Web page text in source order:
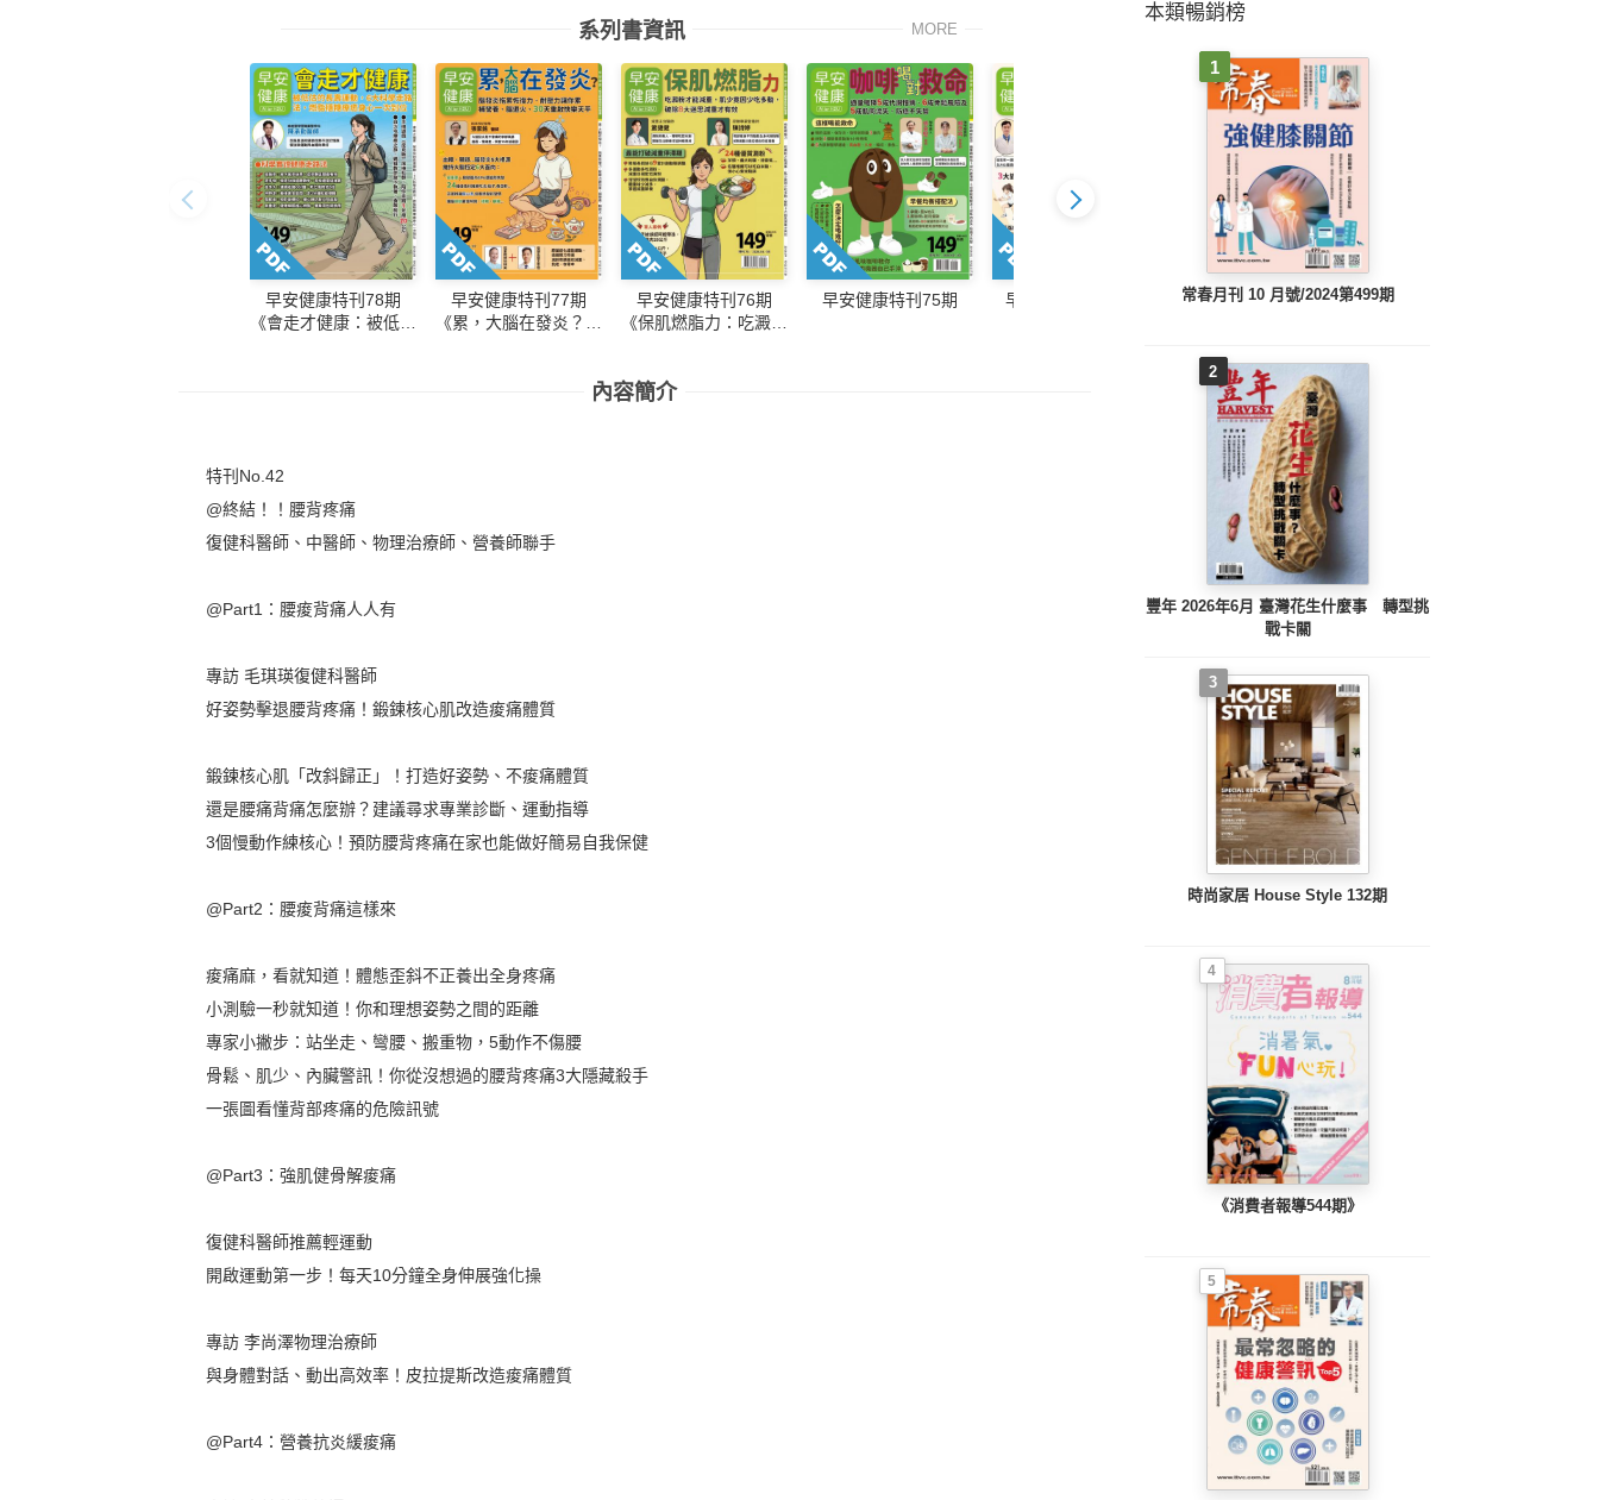
系列書資訊 MORE
早安健康特刊78期
《會走才健康：被低估
早安健康特刊77期
《累，大腦在發炎？：
養、腦退火、30天重
早安健康特刊76期
《保肌燃脂力：吃澱粉
減重才有效》
早安健康特刊75期 早安健康 特刊74期 早安健康 特刊73期 早安健康 特刊72期
內容簡介
特刊No.42
@終結！！腰背疼痛
復健科醫師、中醫師、物理治療師、營養師聯手
@Part1：腰痠背痛人人有
專訪 毛琪瑛復健科醫師
好姿勢擊退腰背疼痛！鍛鍊核心肌改造痠痛體質
鍛鍊核心肌「改斜歸正」！打造好姿勢、不痠痛體質
還是腰痛背痛怎麼辦？建議尋求專業診斷、運動指導
3個慢動作練核心！預防腰背疼痛在家也能做好簡易自我保健
@Part2：腰痠背痛這樣來
痠痛麻，看就知道！體態歪斜不正養出全身疼痛
小測驗一秒就知道！你和理想姿勢之間的距離
專家小撇步：站坐走、彎腰、搬重物，5動作不傷腰
骨鬆、肌少、內臟警訊！你從沒想過的腰背疼痛3大隱藏殺手
一張圖看懂背部疼痛的危險訊號
@Part3：強肌健骨解痠痛
復健科醫師推薦輕運動
開啟運動第一步！每天10分鐘全身伸展強化操
專訪 李尚澤物理治療師
與身體對話、動出高效率！皮拉提斯改造痠痛體質
@Part4：營養抗炎緩痠痛
本類暢銷榜
1
常春月刊 10 月號/2024第499期
2
豐年 2026年6月 臺灣花生什麼事 轉型挑
戰卡關
3
時尚家居 House Style 132期
4
《消費者報導544期》
5